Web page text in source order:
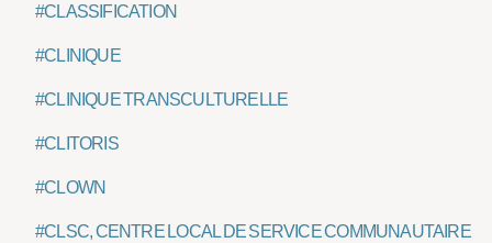
#CLASSIFICATION
#CLINIQUE
#CLINIQUE TRANSCULTURELLE
#CLITORIS
#CLOWN
#CLSC, CENTRE LOCAL DE SERVICE COMMUNAUTAIRE